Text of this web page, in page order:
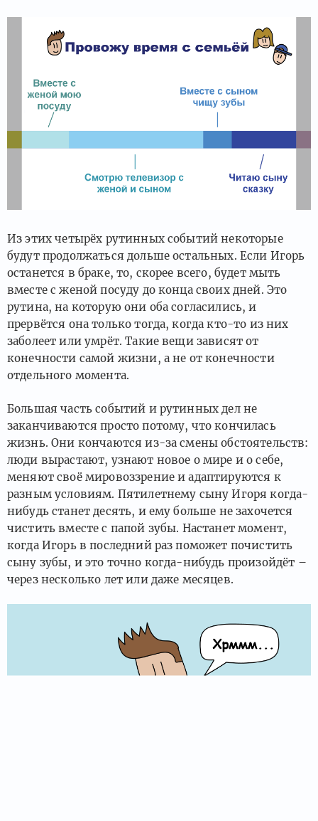
Из этих четырёх рутинных событий некоторые
будут продолжаться дольше остальных. Если Игорь
останется в браке, то, скорее всего, будет мыть
вместе с женой посуду до конца своих дней. Это
рутина, на которую они оба согласились, и
прервётся она только тогда, когда кто-то из них
заболеет или умрёт. Такие вещи зависят от
конечности самой жизни, а не от конечности
отдельного момента.
Большая часть событий и рутинных дел не
заканчиваются просто потому, что кончилась
жизнь. Они кончаются из-за смены обстоятельств:
люди вырастают, узнают новое о мире и о себе,
меняют своё мировоззрение и адаптируются к
разным условиям. Пятилетнему сыну Игоря когда-
нибудь станет десять, и ему больше не захочется
чистить вместе с папой зубы. Настанет момент,
когда Игорь в последний раз поможет почистить
сыну зубы, и это точно когда-нибудь произойдёт –
через несколько лет или даже месяцев.